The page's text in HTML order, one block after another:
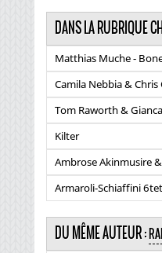
DANS LA RUBRIQUE
Matthias Muche -
Camila Nebbia & Chris
Tom Raworth &
Kilter
Ambrose Akinmusire
Armaroli-Schiaffini 6tet
DU MÊME AUTEUR :